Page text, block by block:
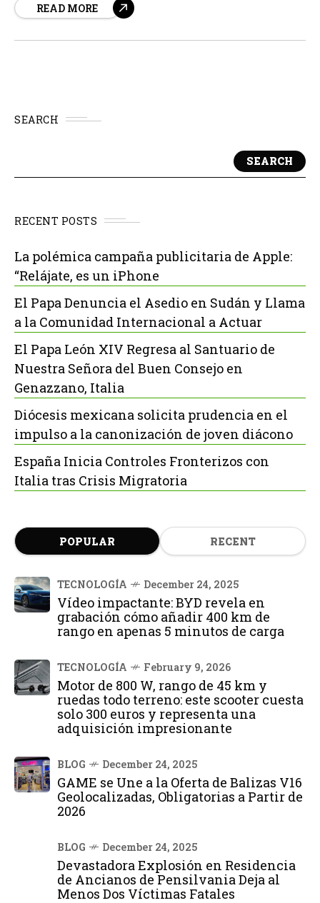
para perseverar en la custodia del lugar y de la vida
READ MORE
SEARCH
SEARCH
RECENT POSTS
La polémica campaña publicitaria de Apple:
“Relájate, es un iPhone
El Papa Denuncia el Asedio en Sudán y Llama
a la Comunidad Internacional a Actuar
El Papa León XIV Regresa al Santuario de
Nuestra Señora del Buen Consejo en
Genazzano, Italia
Diócesis mexicana solicita prudencia en el
impulso a la canonización de joven diácono
España Inicia Controles Fronterizos con
Italia tras Crisis Migratoria
POPULAR RECENT
TECNOLOGÍA December 24, 2025
Vídeo impactante: BYD revela en
grabación cómo añadir 400 km de
rango en apenas 5 minutos de carga
TECNOLOGÍA February 9, 2026
Motor de 800 W, rango de 45 km y
ruedas todo terreno: este scooter cuesta
solo 300 euros y representa una
adquisición impresionante
BLOG December 24, 2025
GAME se Une a la Oferta de Balizas V16
Geolocalizadas, Obligatorias a Partir de
2026
BLOG December 24, 2025
Devastadora Explosión en Residencia
de Ancianos de Pensilvania Deja al
Menos Dos Víctimas Fatales